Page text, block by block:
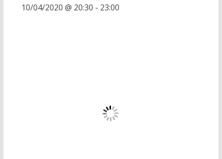
10/04/2020 @ 20:30 - 23:00